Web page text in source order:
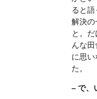
ると
解決の
と。
んな
に思
た。
– で、